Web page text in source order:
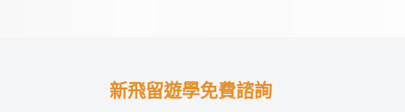
新飛留遊學免費諮詢